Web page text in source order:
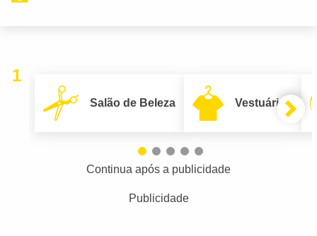
1
Salão de Beleza Vestuário
Continua após a publicidade
Publicidade